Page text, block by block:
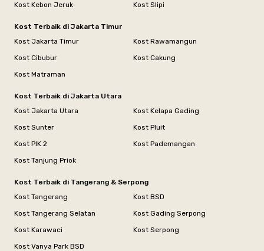
Kost Kebon Jeruk
Kost Slipi
Kost Terbaik di Jakarta Timur
Kost Jakarta Timur
Kost Rawamangun
Kost Cibubur
Kost Cakung
Kost Matraman
Kost Terbaik di Jakarta Utara
Kost Jakarta Utara
Kost Kelapa Gading
Kost Sunter
Kost Pluit
Kost PIK 2
Kost Pademangan
Kost Tanjung Priok
Kost Terbaik di Tangerang & Serpong
Kost Tangerang
Kost BSD
Kost Tangerang Selatan
Kost Gading Serpong
Kost Karawaci
Kost Serpong
Kost Vanya Park BSD